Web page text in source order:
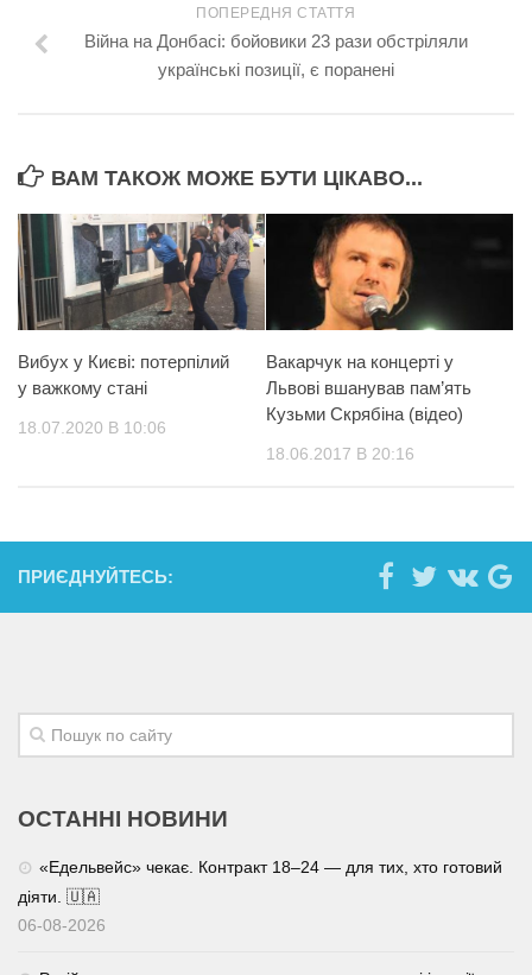
ПОПЕРЕДНЯ СТАТТЯ
Війна на Донбасі: бойовики 23 рази обстріляли
українські позиції, є поранені
ВАМ ТАКОЖ МОЖЕ БУТИ ЦІКАВО...
Вибух у Києві: потерпілий
у важкому стані
18.07.2020 В 10:06
Вакарчук на концерті у
Львові вшанував пам’ять
Кузьми Скрябіна (відео)
18.06.2017 В 20:16
ПРИЄДНУЙТЕСЬ:
ОСТАННІ НОВИНИ
«Едельвейс» чекає. Контракт 18–24 — для тих, хто готовий
діяти. 🇺🇦
06-08-2026